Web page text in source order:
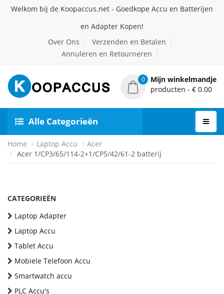
Welkom bij de Koopaccus.net - Goedkope Accu en Batterijen
en Adapter Kopen!
Over Ons
Verzenden en Betalen
Annuleren en Retourneren
0
Mijn winkelmandje
producten - € 0.00
Alle Categorieën
Home Laptop Accu
Acer
Acer 1/CP3/65/114-2+1/CP5/42/61-2 batterij
CATEGORIEËN
Laptop Adapter
Laptop Accu
Tablet Accu
Mobiele Telefoon Accu
Smartwatch accu
PLC Accu's